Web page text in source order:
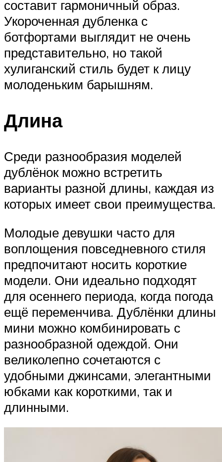
составит гармоничный образ.
Укороченная дубленка с
ботфортами выглядит не очень
представительно, но такой
хулиганский стиль будет к лицу
молоденьким барышням.
Длина
Среди разнообразия моделей
дублёнок можно встретить
варианты разной длины, каждая из
которых имеет свои преимущества.
Молодые девушки часто для
воплощения повседневного стиля
предпочитают носить короткие
модели. Они идеально подходят
для осеннего периода, когда погода
ещё переменчива. Дублёнки длины
мини можно комбинировать с
разнообразной одеждой. Они
великолепно сочетаются с
удобными джинсами, элегантными
юбками как короткими, так и
длинными.